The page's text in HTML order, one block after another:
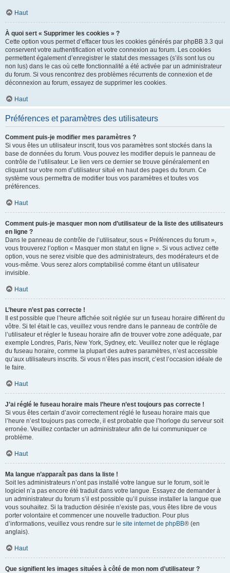
Haut
À quoi sert « Supprimer les cookies » ?
Cette option vous permet d’effacer tous les cookies générés par phpBB 3.3 qui
conservent votre authentification et votre connexion au forum. Les cookies
permettent également d’enregistrer le statut des messages (s’ils sont lus ou
non lus) dans le cas où cette fonctionnalité a été activée par un administrateur
du forum. Si vous rencontrez des problèmes récurrents de connexion et de
déconnexion au forum, essayez de supprimer les cookies.
Haut
Préférences et paramètres des utilisateurs
Comment puis-je modifier mes paramètres ?
Si vous êtes un utilisateur inscrit, tous vos paramètres sont stockés dans la
base de données du forum. Vous pouvez les modifier depuis le panneau de
contrôle de l’utilisateur. Le lien vers ce dernier se trouve généralement en
cliquant sur votre nom d’utilisateur situé en haut des pages du forum. Ce
système vous permettra de modifier tous vos paramètres et toutes vos
préférences.
Haut
Comment puis-je masquer mon nom d’utilisateur de la liste des utilisateurs
en ligne ?
Dans le panneau de contrôle de l’utilisateur, sous « Préférences du forum »,
vous trouverez l’option « Masquer mon statut en ligne ». Si vous activez cette
option, vous ne serez visible que des administrateurs, des modérateurs et de
vous-même. Vous serez alors comptabilisé comme étant un utilisateur
invisible.
Haut
L’heure n’est pas correcte !
Il est possible que l’heure affichée soit réglée sur un fuseau horaire différent du
vôtre. Si tel était le cas, veuillez vous rendre dans le panneau de contrôle de
l’utilisateur et régler le fuseau horaire afin de trouver votre zone adéquate, par
exemple Londres, Paris, New York, Sydney, etc. Veuillez noter que le réglage
du fuseau horaire, comme la plupart des autres paramètres, n’est accessible
qu’aux utilisateurs inscrits. Si vous n’êtes pas inscrit, c’est l’occasion idéale de
le faire.
Haut
J’ai réglé le fuseau horaire mais l’heure n’est toujours pas correcte !
Si vous êtes certain d’avoir correctement réglé le fuseau horaire mais que
l’heure n’est toujours pas correcte, il est probable que l’horloge du serveur soit
erronée. Veuillez contacter un administrateur afin de lui communiquer ce
problème.
Haut
Ma langue n’apparaît pas dans la liste !
Soit les administrateurs n’ont pas installé votre langue sur le forum, soit le
logiciel n’a pas encore été traduit dans votre langue. Essayez de demander à
un administrateur du forum s’il est possible qu’il puisse installer la langue que
vous souhaitez. Si la traduction désirée n’existe pas, vous êtes libre de vous
porter volontaire et commencer une nouvelle traduction. Pour plus
d’informations, veuillez vous rendre sur le site internet de phpBB® (en
anglais).
Haut
Que signifient les images situées à côté de mon nom d’utilisateur ?